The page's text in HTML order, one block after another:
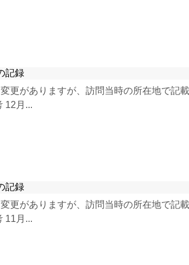
記録
更がありますが、訪問当時の所在地で記
12月...
記録
更がありますが、訪問当時の所在地で記
11月...